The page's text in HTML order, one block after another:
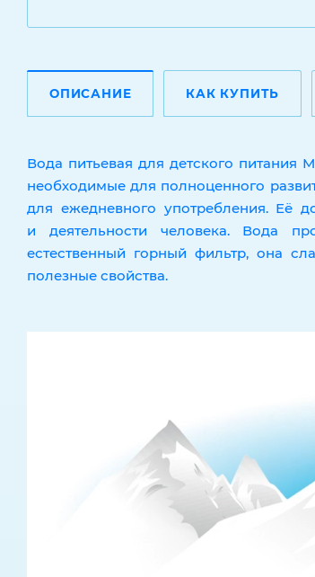
ОПИСАНИЕ КАК КУПИТЬ
Вода питьевая для детского
необходимые для полноценного
для ежедневного употребления. Её
и деятельности человека. Вода
естественный горный фильтр, она
полезные свойства.